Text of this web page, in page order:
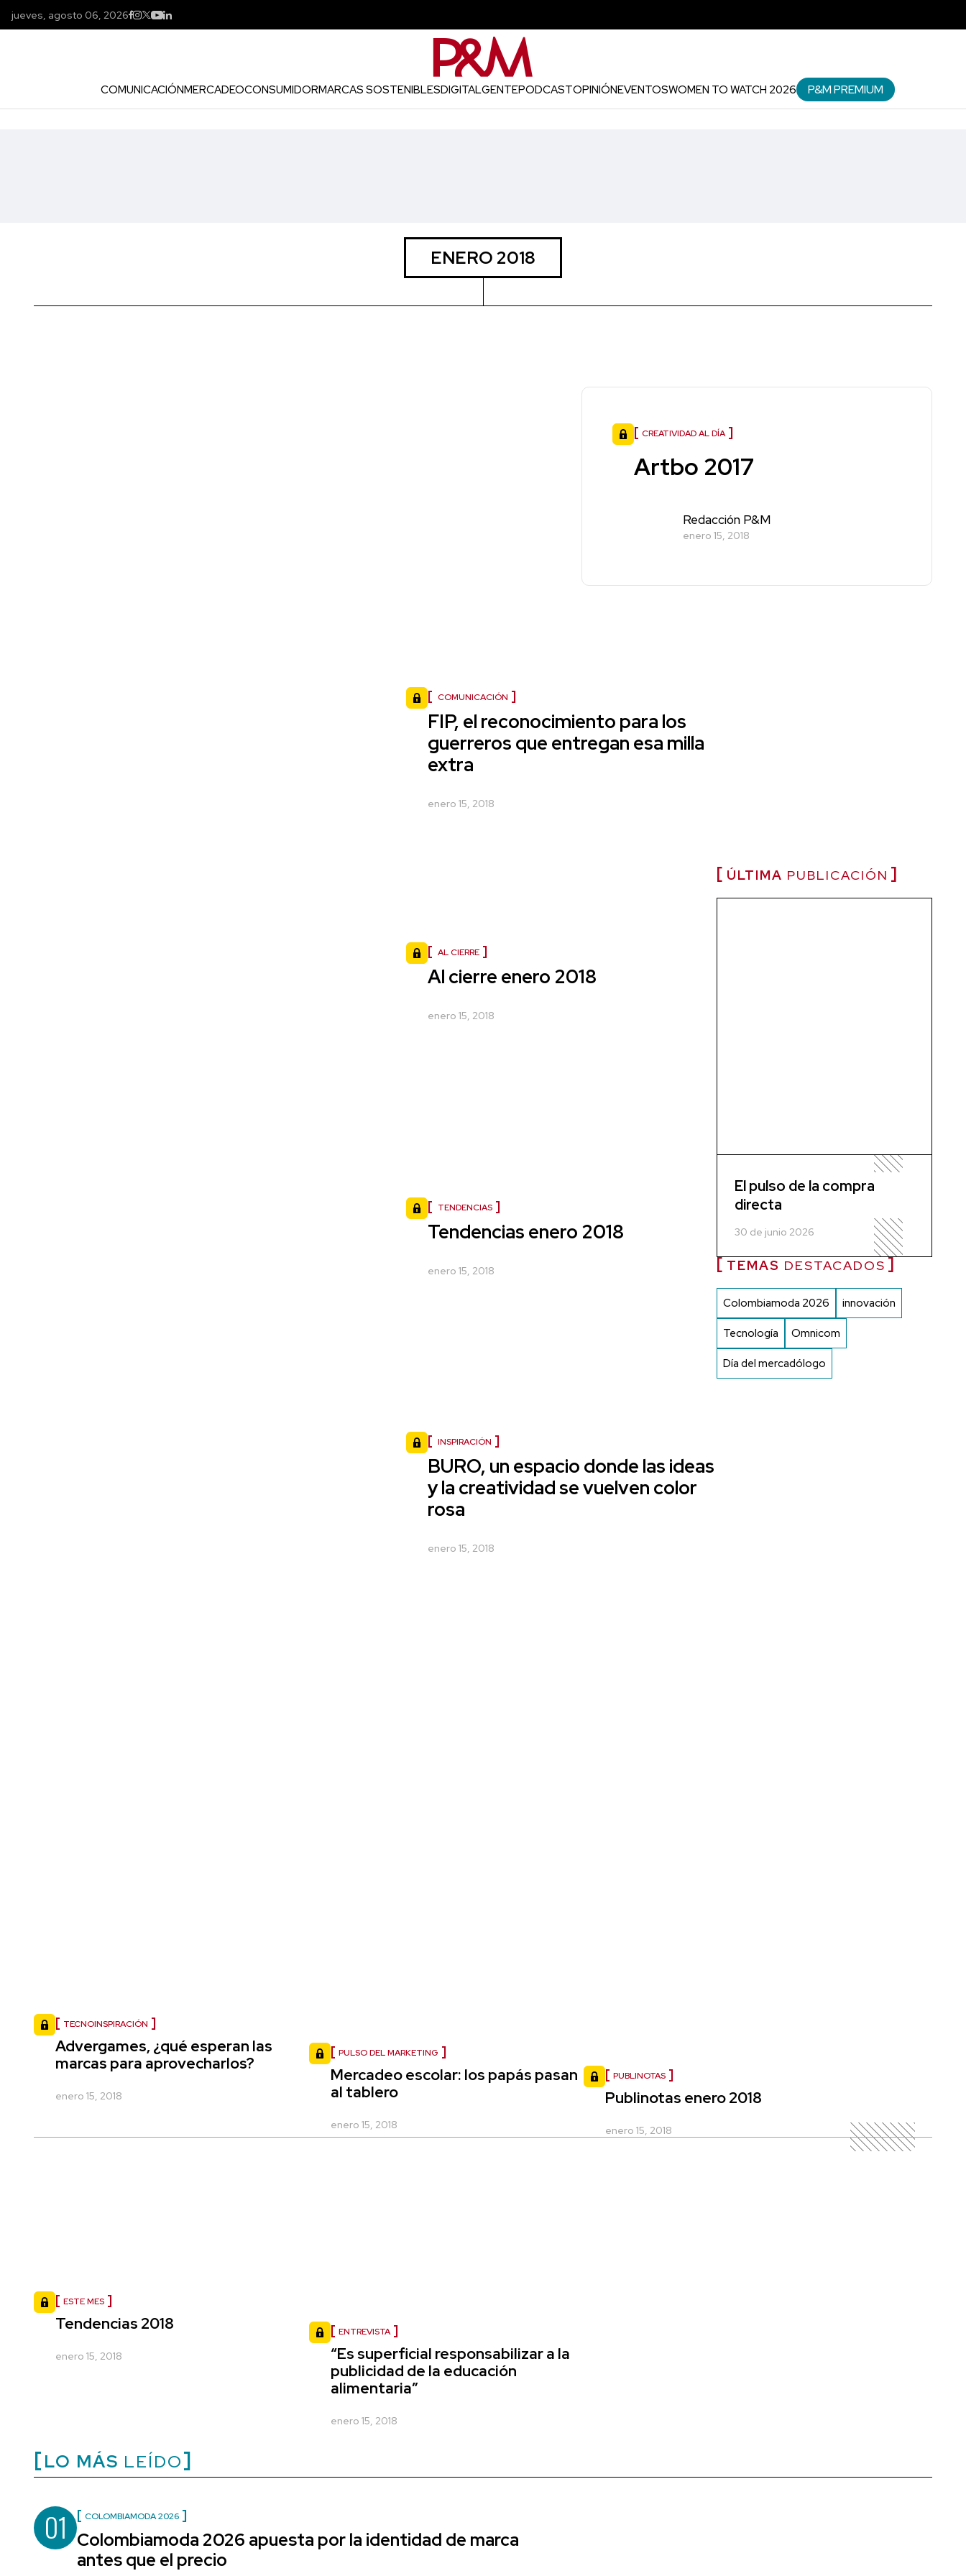
jueves, agosto 06, 2026
COMUNICACIÓNMERCADEOCONSUMIDORMARCAS SOSTENIBLESDIGITALGENTEPODCASTOPINIÓNEVENTOSWOMEN TO WATCH 2026 P&M PREMIUM
ENERO 2018
CREATIVIDAD AL DÍA
Artbo 2017
Redacción P&M
enero 15, 2018
COMUNICACIÓN
FIP, el reconocimiento para los
guerreros que entregan esa milla
extra
enero 15, 2018
AL CIERRE
Al cierre enero 2018
enero 15, 2018
TENDENCIAS
Tendencias enero 2018
enero 15, 2018
INSPIRACIÓN
BURO, un espacio donde las ideas
y la creatividad se vuelven color
rosa
enero 15, 2018
ÚLTIMA PUBLICACIÓN
El pulso de la compra
directa
30 de junio 2026
TEMAS DESTACADOS
Colombiamoda 2026 innovación
Tecnología Omnicom
Día del mercadólogo
TECNOINSPIRACIÓN
Advergames, ¿qué esperan las
marcas para aprovecharlos?
enero 15, 2018
PULSO DEL MARKETING
Mercadeo escolar: los papás pasan
al tablero
enero 15, 2018
PUBLINOTAS
Publinotas enero 2018
enero 15, 2018
ESTE MES
Tendencias 2018
enero 15, 2018
ENTREVISTA
“Es superficial responsabilizar a la
publicidad de la educación
alimentaria”
enero 15, 2018
LO MÁS LEÍDO
01 COLOMBIAMODA 2026
Colombiamoda 2026 apuesta por la identidad de marca
antes que el precio